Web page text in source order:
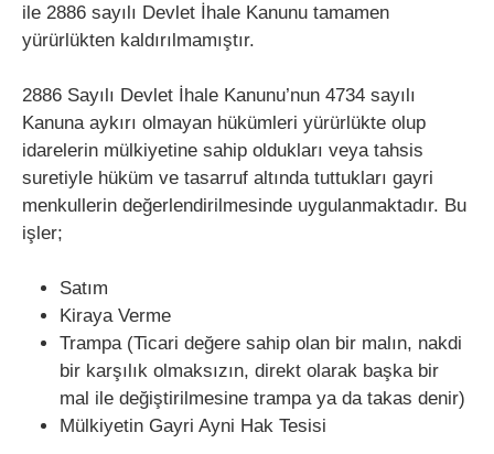
ile 2886 sayılı Devlet İhale Kanunu tamamen
yürürlükten kaldırılmamıştır.
2886 Sayılı Devlet İhale Kanunu’nun 4734 sayılı
Kanuna aykırı olmayan hükümleri yürürlükte olup
idarelerin mülkiyetine sahip oldukları veya tahsis
suretiyle hüküm ve tasarruf altında tuttukları gayri
menkullerin değerlendirilmesinde uygulanmaktadır. Bu
işler;
Satım
Kiraya Verme
Trampa (Ticari değere sahip olan bir malın, nakdi
bir karşılık olmaksızın, direkt olarak başka bir
mal ile değiştirilmesine trampa ya da takas denir)
Mülkiyetin Gayri Ayni Hak Tesisi